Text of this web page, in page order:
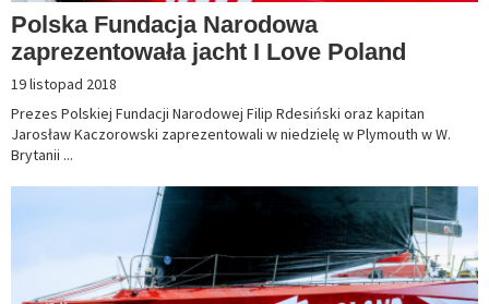
Polska Fundacja Narodowa
zaprezentowała jacht I Love Poland
19 listopad 2018
Prezes Polskiej Fundacji Narodowej Filip Rdesiński oraz kapitan
Jarosław Kaczorowski zaprezentowali w niedzielę w Plymouth w W.
Brytanii ...